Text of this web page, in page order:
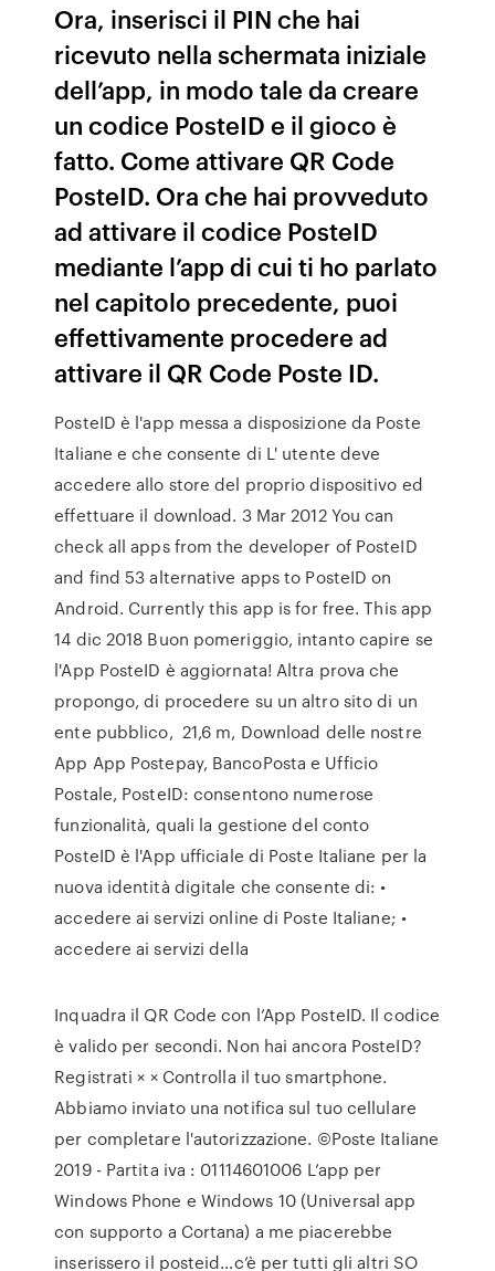
Ora, inserisci il PIN che hai
ricevuto nella schermata iniziale
dell’app, in modo tale da creare
un codice PosteID e il gioco è
fatto. Come attivare QR Code
PosteID. Ora che hai provveduto
ad attivare il codice PosteID
mediante l’app di cui ti ho parlato
nel capitolo precedente, puoi
effettivamente procedere ad
attivare il QR Code Poste ID.
PosteID è l'app messa a disposizione da Poste
Italiane e che consente di L' utente deve
accedere allo store del proprio dispositivo ed
effettuare il download. 3 Mar 2012 You can
check all apps from the developer of PosteID
and find 53 alternative apps to PosteID on
Android. Currently this app is for free. This app
14 dic 2018 Buon pomeriggio, intanto capire se
l'App PosteID è aggiornata! Altra prova che
propongo, di procedere su un altro sito di un
ente pubblico, 21,6 m, Download delle nostre
App App Postepay, BancoPosta e Ufficio
Postale, PosteID: consentono numerose
funzionalità, quali la gestione del conto
PosteID è l'App ufficiale di Poste Italiane per la
nuova identità digitale che consente di: •
accedere ai servizi online di Poste Italiane; •
accedere ai servizi della
Inquadra il QR Code con l’App PosteID. Il codice
è valido per secondi. Non hai ancora PosteID?
Registrati × × Controlla il tuo smartphone.
Abbiamo inviato una notifica sul tuo cellulare
per completare l'autorizzazione. ©Poste Italiane
2019 - Partita iva : 01114601006 L’app per
Windows Phone e Windows 10 (Universal app
con supporto a Cortana) a me piacerebbe
inserissero il posteid…c’è per tutti gli altri SO